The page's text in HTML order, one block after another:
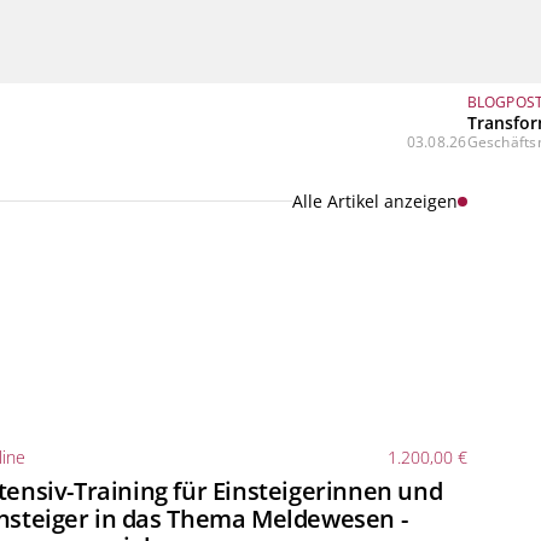
03.08.26
Alle Artikel anzeigen
1.200,00 €
Training für Einsteigerinnen und
in das Thema Meldewesen -